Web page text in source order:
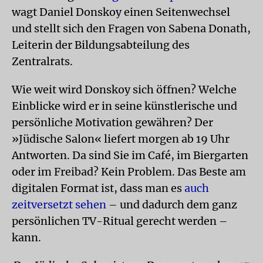
wagt Daniel Donskoy einen Seitenwechsel
und stellt sich den Fragen von Sabena Donath,
Leiterin der Bildungsabteilung des
Zentralrats.
Wie weit wird Donskoy sich öffnen? Welche
Einblicke wird er in seine künstlerische und
persönliche Motivation gewähren? Der
»Jüdische Salon« liefert morgen ab 19 Uhr
Antworten. Da sind Sie im Café, im Biergarten
oder im Freibad? Kein Problem. Das Beste am
digitalen Format ist, dass man esauch
zeitversetzt sehen – und dadurch dem ganz
persönlichen TV-Ritual gerecht werden –
kann.